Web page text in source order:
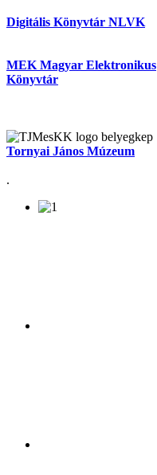
Digitális Könyvtár NLVK
MEK Magyar Elektronikus
Könyvtár
Tornyai János Múzeum
.